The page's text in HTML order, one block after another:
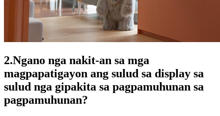
2.Ngano nga nakit-an sa mga
magpapatigayon ang sulud sa display sa
sulud nga gipakita sa pagpamuhunan sa
pagpamuhunan?